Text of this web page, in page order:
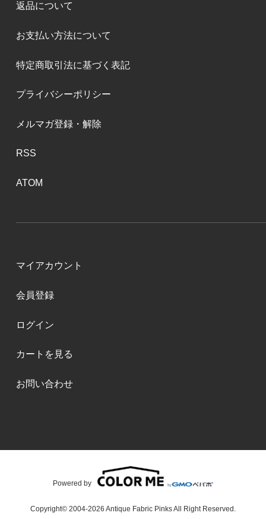
返品について
お支払い方法について
特定商取引法に基づく表記
プライバシーポリシー
メルマガ登録・解除
RSS
ATOM
マイアカウント
会員登録
ログイン
カートを見る
お問い合わせ
Copyright© 2004-2026 Antique Fabric Pinks All Right Reserved.
Powered by